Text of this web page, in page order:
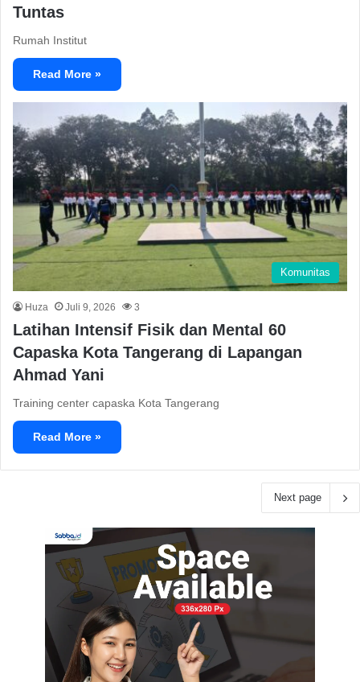
Tuntas
Rumah Institut
Read More »
Komunitas
Huza Juli 9, 2026 3
Latihan Intensif Fisik dan Mental 60
Capaska Kota Tangerang di Lapangan
Ahmad Yani
Training center capaska Kota Tangerang
Read More »
Next page